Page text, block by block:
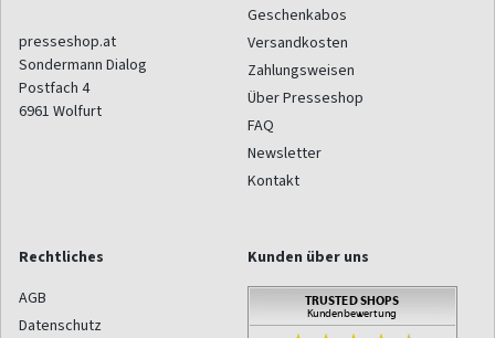
presseshop.at
Sondermann Dialog
Postfach 4
6961 Wolfurt
Geschenkabos
Versandkosten
Zahlungsweisen
Über Presseshop
FAQ
Newsletter
Kontakt
Rechtliches
AGB
Datenschutz
Kunden über uns